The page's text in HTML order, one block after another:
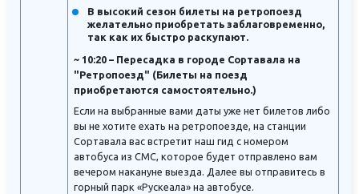
В высокий сезон билеты на ретропоезд
желательно приобретать заблаговременно,
так как их быстро раскупают.
~ 10:20 – Пересадка в городе Сортавала на
"Ретропоезд" (Билеты на поезд
приобретаются самостоятельно.)
Если на выбранные вами даты уже нет билетов либо
вы не хотите ехать на ретропоезде, на станции
Сортавала вас встретит наш гид с номером
автобуса из СМС, которое будет отправлено вам
вечером накануне выезда. Далее вы отправитесь в
горный парк «Рускеала» на автобусе.